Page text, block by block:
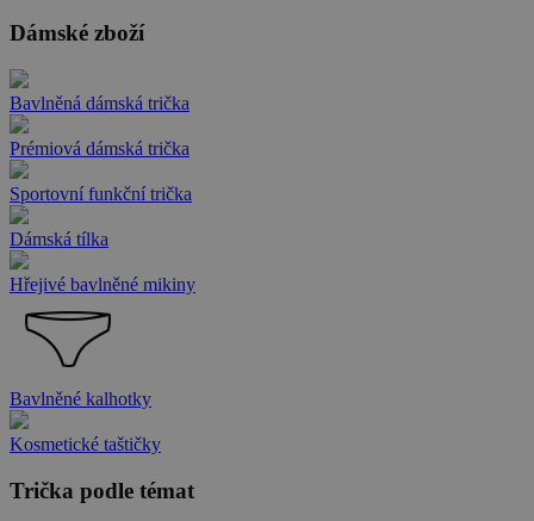
Dámské zboží
Bavlněná dámská trička
Prémiová dámská trička
Sportovní funkční trička
Dámská tílka
Hřejivé bavlněné mikiny
Bavlněné kalhotky
Kosmetické taštičky
Trička podle témat